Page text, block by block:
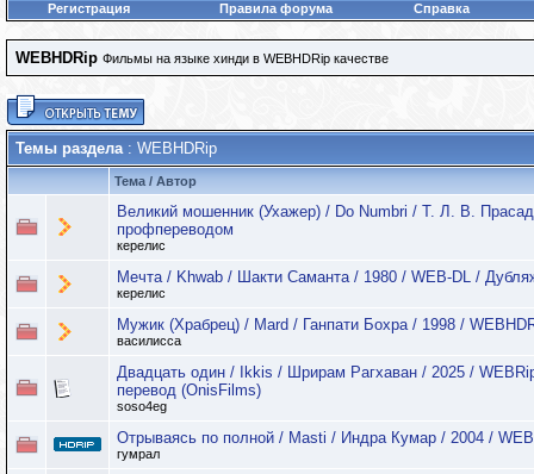
Регистрация Правила форума Справка
WEBHDRip Фильмы на языке хинди в WEBHDRip качестве
Темы раздела: WEBHDRip
Тема / Автор
Великий мошенник (Ухажер) / Do Numbri / Т. Л. В.
профпереводом
керелис
Мечта / Khwab / Шакти Саманта / 1980 / WEB-DL /
керелис
Мужик (Храбрец) / Mard / Ганпати Бохра / 1998 /
василисса
Двадцать один / Ikkis / Шрирам Рагхаван / 2025 /
перевод (OnisFilms)
soso4eg
Отрываясь по полной / Masti / Индра Кумар / 2004 /
гумрал